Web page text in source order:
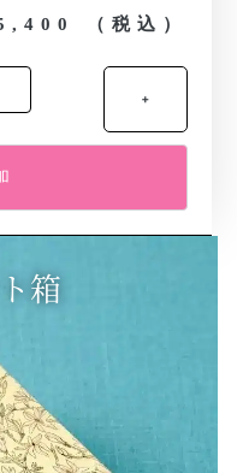
（税込）
+
箱